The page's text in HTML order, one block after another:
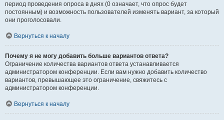
период проведения опроса в днях (0 означает, что опрос будет
постоянным) и возможность пользователей изменять вариант, за который
они проголосовали.
Вернуться к началу
Почему я не могу добавить больше вариантов ответа?
Ограничение количества вариантов ответа устанавливается
администратором конференции. Если вам нужно добавить количество
вариантов, превышающее это ограничение, свяжитесь с
администратором конференции.
Вернуться к началу